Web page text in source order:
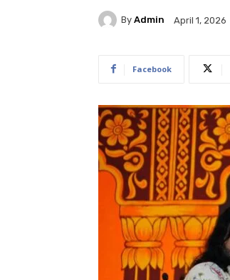
By Admin April 1, 2026
Facebook